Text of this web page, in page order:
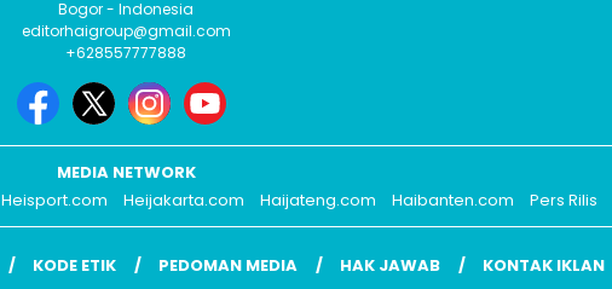
Bogor - Indonesia
editorhaigroup@gmail.com
+628557777888
MEDIA NETWORK
Heisport.com Heijakarta.com Haijateng.com Haibanten.com Pers Rilis
KODE ETIK PEDOMAN MEDIA HAK JAWAB KONTAK IKLAN